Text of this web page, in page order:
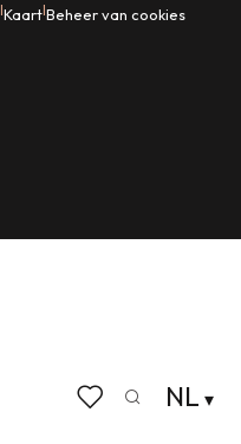
NL
|Kaart|Beheer van cookies